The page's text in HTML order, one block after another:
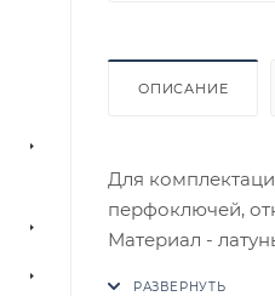
ОПИСАНИЕ
Для
перфоключей,
Материал -